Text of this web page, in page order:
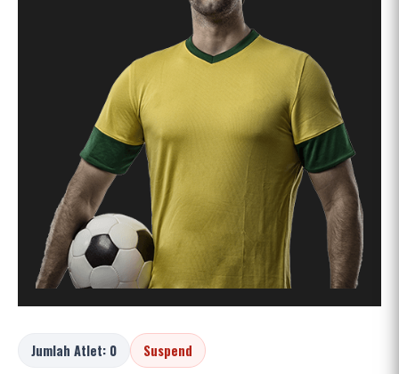
Jumlah Atlet: 0 Suspend